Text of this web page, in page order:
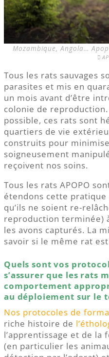
Mozambique, Angola…
Tous les rats sauvages
parasites et mis en
un mois avant d’être
colonie de
possible, ces rats sont
quartiers de vie
construits pour
soigneusement
reçoivent nos soins.
Tous les rats APOPO
étendons cette pratique
qu’ils ne soient re-
reproduction terminée)
les avons capturés. La
savoir si le même rat
Quels sont vos
s’assurer que les rats
comportement
au déploiement sur le
Nos protocoles de
riche histoire de
l’apprentissage et de la
(en particulier les